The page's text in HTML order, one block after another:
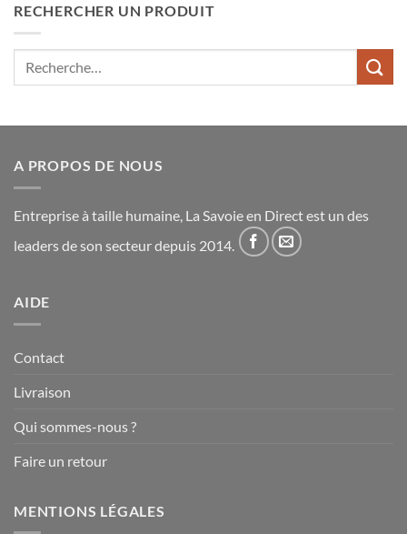
RECHERCHER UN PRODUIT
A PROPOS DE NOUS
Entreprise à taille humaine, La Savoie en Direct est un des
leaders de son secteur depuis 2014.
AIDE
Contact
Livraison
Qui sommes-nous ?
Faire un retour
MENTIONS LÉGALES